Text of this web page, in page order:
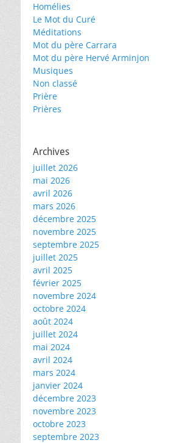
Homélies
Le Mot du Curé
Méditations
Mot du père Carrara
Mot du père Hervé Arminjon
Musiques
Non classé
Prière
Prières
Archives
juillet 2026
mai 2026
avril 2026
mars 2026
décembre 2025
novembre 2025
septembre 2025
juillet 2025
avril 2025
février 2025
novembre 2024
octobre 2024
août 2024
juillet 2024
mai 2024
avril 2024
mars 2024
janvier 2024
décembre 2023
novembre 2023
octobre 2023
septembre 2023